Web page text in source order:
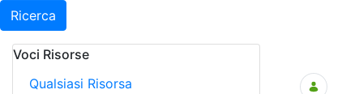
Ricerca
Voci Risorse
Qualsiasi Risorsa
Ricerca